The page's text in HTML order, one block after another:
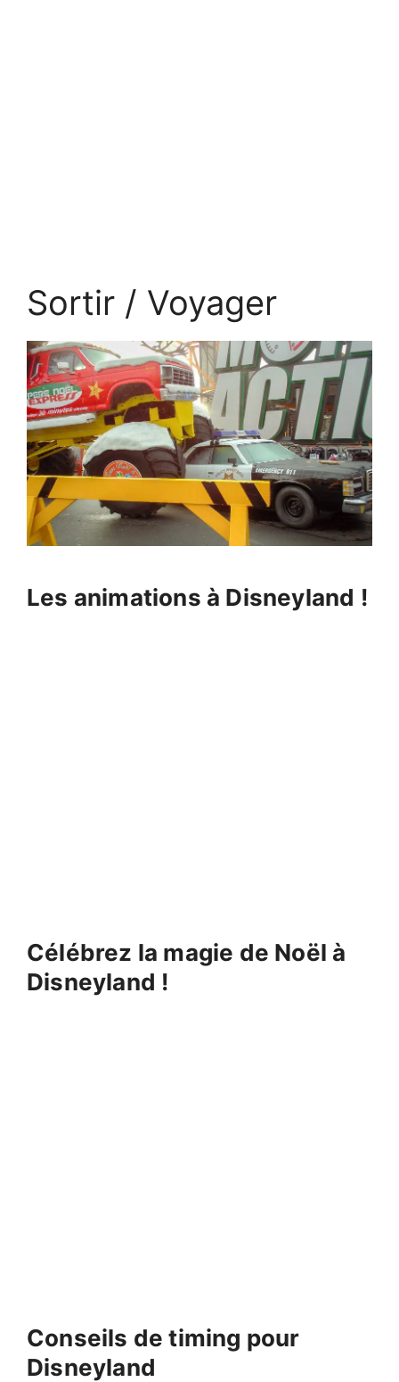
Sortir / Voyager
Les animations à Disneyland !
Célébrez la magie de Noël à
Disneyland !
Conseils de timing pour
Disneyland